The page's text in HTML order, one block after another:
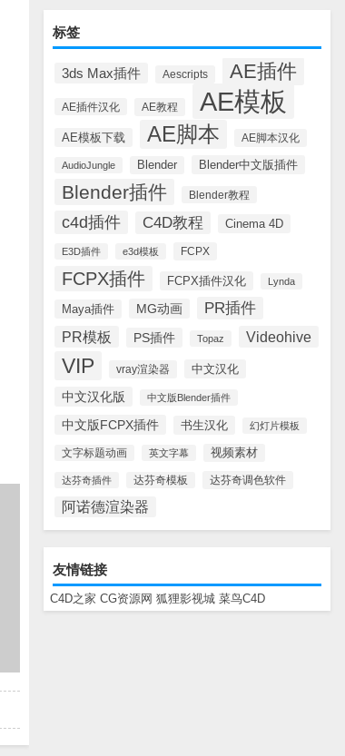
标签
3ds Max插件 Aescripts AE插件
AE插件汉化 AE教程 AE模板
AE模板下载 AE脚本 AE脚本汉化
AudioJungle Blender Blender中文版插件
Blender插件 Blender教程
c4d插件 C4D教程 Cinema 4D
E3D插件 e3d模板 FCPX
FCPX插件 FCPX插件汉化 Lynda
Maya插件 MG动画 PR插件
PR模板 PS插件 Topaz Videohive
VIP vray渲染器 中文汉化
中文汉化版 中文版Blender插件
中文版FCPX插件 书生汉化 幻灯片模板
文字标题动画 英文字幕 视频素材
达芬奇插件 达芬奇模板 达芬奇调色软件
阿诺德渲染器
友情链接
C4D之家 CG资源网 狐狸影视城 菜鸟C4D